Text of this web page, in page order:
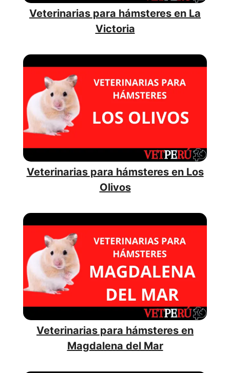
Veterinarias para hámsteres en La
Victoria
Veterinarias para hámsteres en Los
Olivos
Veterinarias para hámsteres en
Magdalena del Mar